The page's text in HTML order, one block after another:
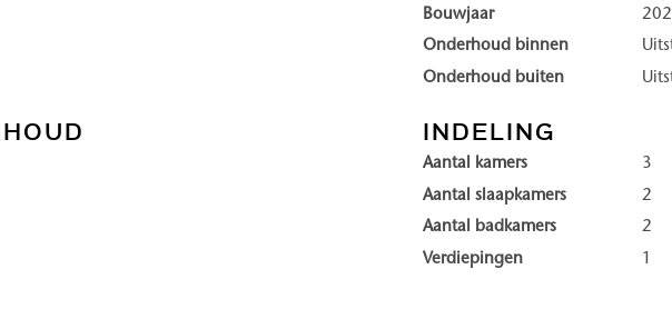
doorkijk naar het duinlandschap dat letterlijk
de rust, ruimte en gezellige
winkels een prettige
Enkele highlights van DUINHIL
• High-end wooncomfort en
Bouwjaar
Onderhoud binnen
Onderhoud buiten
INDELING
Aantal kamers
3
Aantal slaapkamers
2
Aantal badkamers
2
Verdiepingen
1